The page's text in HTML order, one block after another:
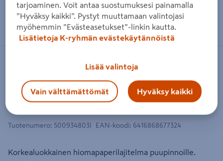
Zoomaa kuvaa sormilla kosketusnäytöllä
Hiomakolmio Mirka punainen
95x135x135mm tarra 13R lajitelma
5kpl
Tuotenumero: 500934803 EAN-koodi: 6416868677324
Korkealuokkainen hiomapaperilajitelma puupinnoille.
tarjoaminen. Voit antaa suostumuksesi painamalla
”Hyväksy kaikki”. Pystyt muuttamaan valintojasi
myöhemmin ”Evästeasetukset”-linkin kautta.
Lisätietoja K-ryhmän evästekäytännöistä
Lisää valintoja
Vain välttämättömät Hyväksy kaikki